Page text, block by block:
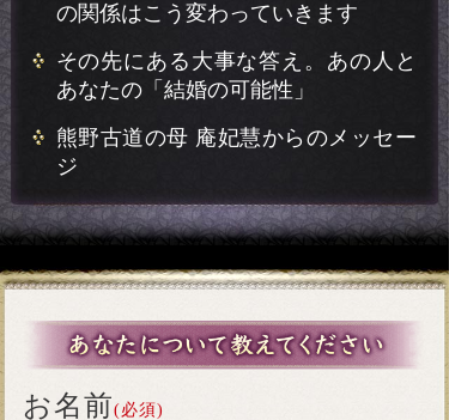
の関係はこう変わっていきます
その先にある大事な答え。あの人と
あなたの「結婚の可能性」
熊野古道の母 庵妃慧からのメッセー
ジ
お名前(必須)